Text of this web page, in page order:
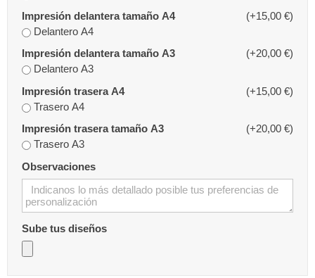
Impresión delantera tamaño A4
(+15,00 €)
Delantero A4
Impresión delantera tamaño A3
(+20,00 €)
Delantero A3
Impresión trasera A4
(+15,00 €)
Trasero A4
Impresión trasera tamaño A3
(+20,00 €)
Trasero A3
Observaciones
Sube tus diseños